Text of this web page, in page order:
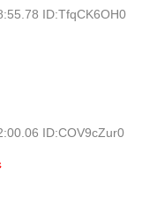
ID:TfqCK6OH0
ID:COV9cZur0